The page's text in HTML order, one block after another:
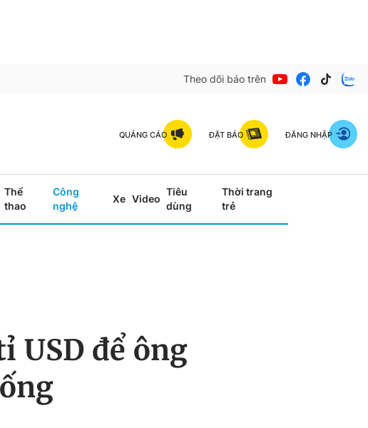
Theo dõi báo trên
QUẢNG CÁO ĐẶT BÁO ĐĂNG NHẬP
Thể
thao
Công
nghệ
Xe Video
Tiêu
dùng
Thời trang
trẻ
USD để ông